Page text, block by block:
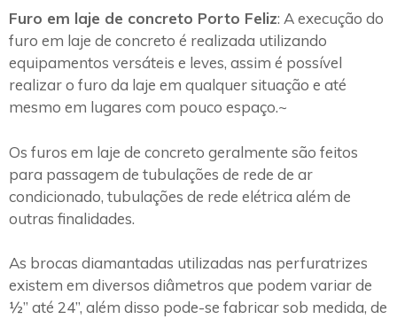
Furo em laje de concreto Porto Feliz: A execução do
furo em laje de concreto é realizada utilizando
equipamentos versáteis e leves, assim é possível
realizar o furo da laje em qualquer situação e até
mesmo em lugares com pouco espaço.~
Os furos em laje de concreto geralmente são feitos
para passagem de tubulações de rede de ar
condicionado, tubulações de rede elétrica além de
outras finalidades.
As brocas diamantadas utilizadas nas perfuratrizes
existem em diversos diâmetros que podem variar de
½” até 24”, além disso pode-se fabricar sob medida, de